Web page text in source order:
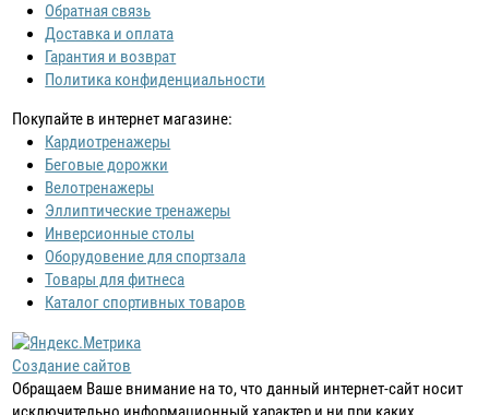
Обратная связь
Доставка и оплата
Гарантия и возврат
Политика конфиденциальности
Покупайте в интернет магазине:
Кардиотренажеры
Беговые дорожки
Велотренажеры
Эллиптические тренажеры
Инверсионные столы
Оборудовение для спортзала
Товары для фитнеса
Каталог спортивных товаров
Создание сайтов
Обращаем Ваше внимание на то, что данный интернет-сайт носит